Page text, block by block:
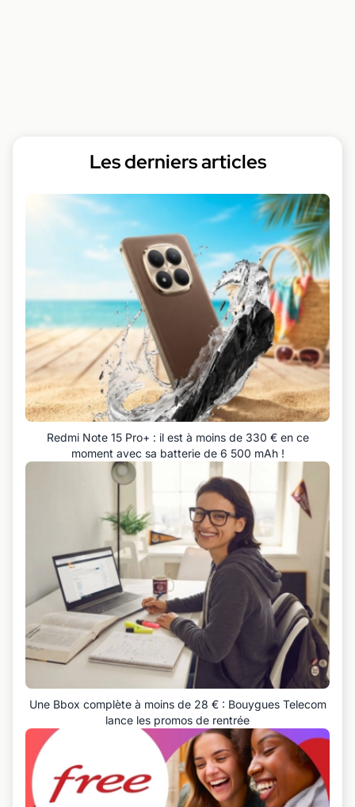
Les derniers articles
Redmi Note 15 Pro+ : il est à moins de 330 € en ce
moment avec sa batterie de 6 500 mAh !
Une Bbox complète à moins de 28 € : Bouygues Telecom
lance les promos de rentrée